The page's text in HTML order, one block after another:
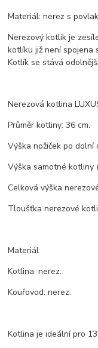
Materiál: nerez s
Nerezový kotlík je
kotlíku již není spojena
Kotlík se stává
Nerezová kotlina
Průměr kotliny: 36 cm.
Výška nožiček po dolní
Výška samotné kotliny
Celková výška
Tloušťka nerezové
Materiál
Kotlina: nerez.
Kouřovod: nerez.
Kotlina je ideální pro